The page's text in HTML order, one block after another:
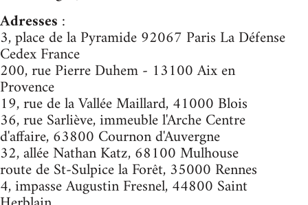
Adresses :
3, place de la Pyramide 92067 Paris La Défense
Cedex France
200, rue Pierre Duhem - 13100 Aix en
Provence
19, rue de la Vallée Maillard, 41000 Blois
36, rue Sarliève, immeuble l'Arche Centre
d'affaire, 63800 Cournon d'Auvergne
32, allée Nathan Katz, 68100 Mulhouse
route de St-Sulpice la Forêt, 35000 Rennes
4, impasse Augustin Fresnel, 44800 Saint